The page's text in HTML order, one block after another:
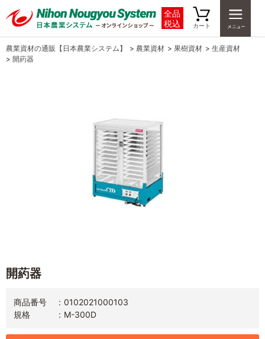
全品
税込
カート
農業資材の通販【日本農業システム】 > 農業資材 > 果樹資材 > 生産資材
> 開葯器
開葯器
商品番号
0102021000103
規格
M-300D